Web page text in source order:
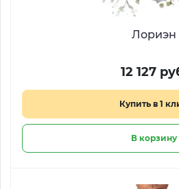
Лориэн
12 127
Купить в 1
В корзину